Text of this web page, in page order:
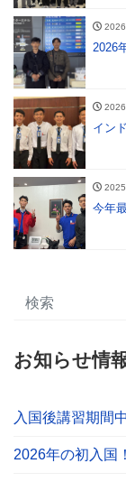
2026
イン
今年
お知らせ情
入国後講習期間
2026年の初入国！